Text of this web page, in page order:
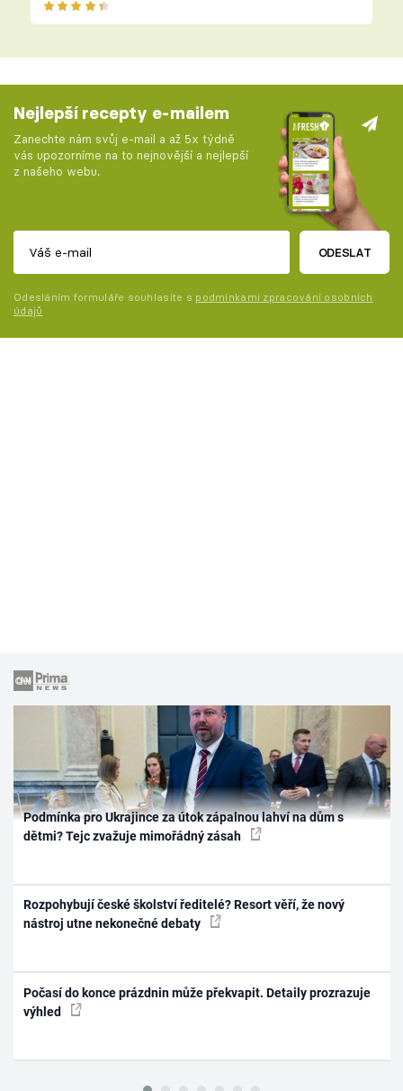
Nejlepší recepty e-mailem
Zanechte nám svůj e-mail a až 5x týdně
vás upozorníme na to nejnovější a nejlepší
z našeho webu.
ODESLAT
Odesláním formuláře souhlasíte s podmínkami zpracování osobních
údajů
Podmínka pro Ukrajince za útok zápalnou lahví na dům s
dětmi? Tejc zvažuje mimořádný zásah
Rozpohybují české školství ředitelé? Resort věří, že nový
nástroj utne nekonečné debaty
Počasí do konce prázdnin může překvapit. Detaily prozrazuje
výhled